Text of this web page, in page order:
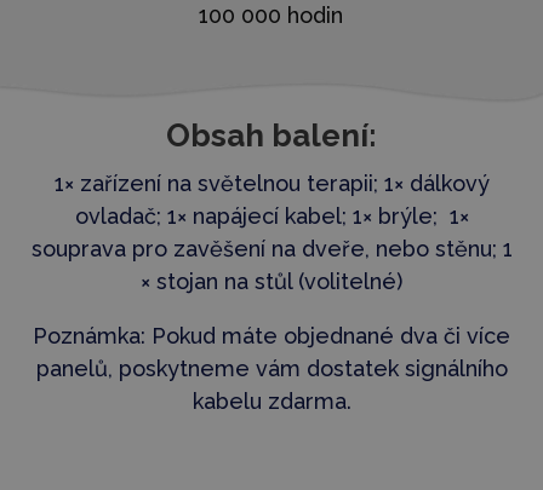
100 000 hodin
Obsah balení:
1× zařízení na světelnou terapii; 1× dálkový
ovladač; 1× napájecí kabel; 1× brýle; 1×
souprava pro zavěšení na dveře, nebo stěnu; 1
× stojan na stůl (volitelné)
Poznámka: Pokud máte objednané dva či více
panelů, poskytneme vám dostatek signálního
kabelu zdarma.